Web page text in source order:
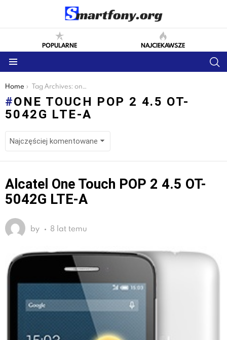
POPULARNE NAJCIEKAWSZE
You are here:
Home Tag Archives: one touch pop 2 4.5 ot-5042g lte-a
ONE TOUCH POP 2 4.5 OT-
5042G LTE-A
LATEST
STORIES
Alcatel One Touch POP 2 4.5 OT-
5042G LTE-A
by 8 lat temu